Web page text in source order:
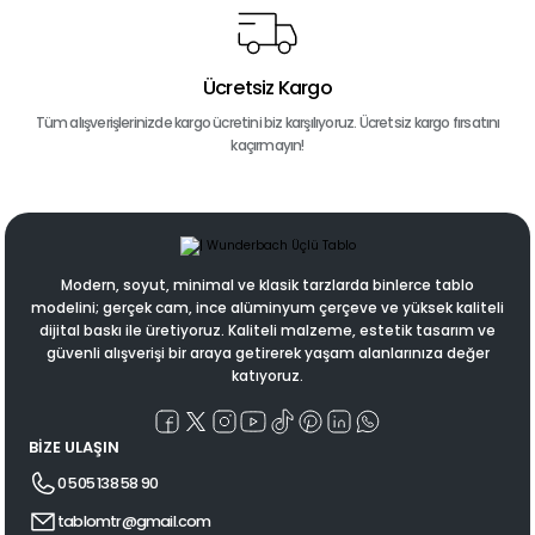
Ücretsiz Kargo
Tüm alışverişlerinizde kargo ücretini biz karşılıyoruz. Ücretsiz kargo fırsatını
kaçırmayın!
Modern, soyut, minimal ve klasik tarzlarda binlerce tablo
modelini; gerçek cam, ince alüminyum çerçeve ve yüksek kaliteli
dijital baskı ile üretiyoruz. Kaliteli malzeme, estetik tasarım ve
güvenli alışverişi bir araya getirerek yaşam alanlarınıza değer
katıyoruz.
BİZE ULAŞIN
0 505 138 58 90
tablomtr@gmail.com